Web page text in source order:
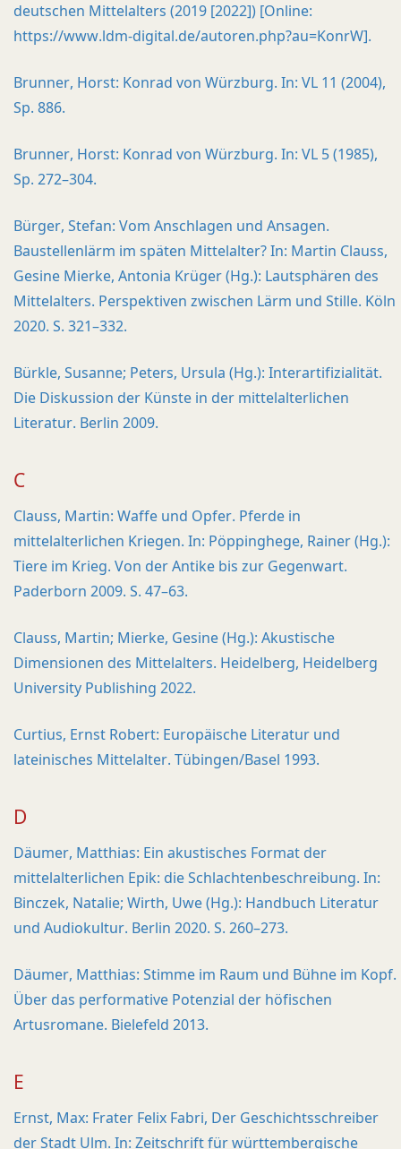
deutschen Mittelalters (2019 [2022]) [Online:
https://www.ldm-digital.de/autoren.php?au=KonrW].
Brunner, Horst: Konrad von Würzburg. In: VL 11 (2004),
Sp. 886.
Brunner, Horst: Konrad von Würzburg. In: VL 5 (1985),
Sp. 272–304.
Bürger, Stefan: Vom Anschlagen und Ansagen.
Baustellenlärm im späten Mittelalter? In: Martin Clauss,
Gesine Mierke, Antonia Krüger (Hg.): Lautsphären des
Mittelalters. Perspektiven zwischen Lärm und Stille. Köln
2020. S. 321–332.
Bürkle, Susanne; Peters, Ursula (Hg.): Interartifizialität.
Die Diskussion der Künste in der mittelalterlichen
Literatur. Berlin 2009.
C
Clauss, Martin: Waffe und Opfer. Pferde in
mittelalterlichen Kriegen. In: Pöppinghege, Rainer (Hg.):
Tiere im Krieg. Von der Antike bis zur Gegenwart.
Paderborn 2009. S. 47–63.
Clauss, Martin; Mierke, Gesine (Hg.): Akustische
Dimensionen des Mittelalters. Heidelberg, Heidelberg
University Publishing 2022.
Curtius, Ernst Robert: Europäische Literatur und
lateinisches Mittelalter. Tübingen/Basel 1993.
D
Däumer, Matthias: Ein akustisches Format der
mittelalterlichen Epik: die Schlachtenbeschreibung. In:
Binczek, Natalie; Wirth, Uwe (Hg.): Handbuch Literatur
und Audiokultur. Berlin 2020. S. 260–273.
Däumer, Matthias: Stimme im Raum und Bühne im Kopf.
Über das performative Potenzial der höfischen
Artusromane. Bielefeld 2013.
E
Ernst, Max: Frater Felix Fabri, Der Geschichtsschreiber
der Stadt Ulm. In: Zeitschrift für württembergische